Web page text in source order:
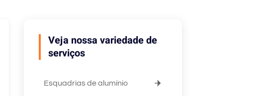
Veja nossa variedade de
serviços
Esquadrias de alumínio